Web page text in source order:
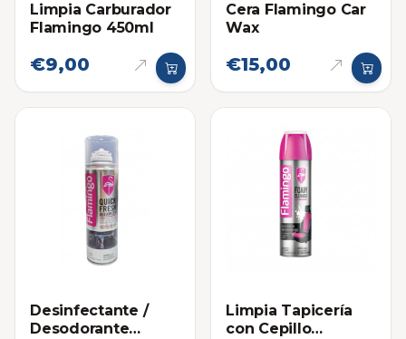
Limpia Carburador
Flamingo 450ml
€9,00
Cera Flamingo Car
Wax
€15,00
Desinfectante /
Desodorante
Limpia Tapicería
con Cepillo